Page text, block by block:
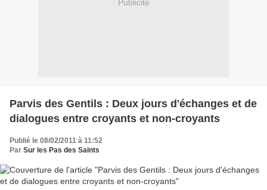
Publicité
Parvis des Gentils : Deux jours d'échanges et de
dialogues entre croyants et non-croyants
Publié le 08/02/2011 à 11:52
Par Sur les Pas des Saints